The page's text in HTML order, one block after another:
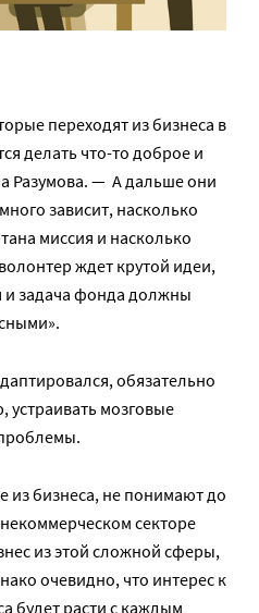
переходят из бизнеса в
делать что-то доброе и
Разумова. — А дальше они
зависит, насколько
миссия и насколько
ждет крутой идеи,
и задача фонда должны
обязательно
устраивать мозговые
бизнеса, не понимают до
секторе
из этой сложной сферы,
очевидно, что интерес к
будет расти с каждым